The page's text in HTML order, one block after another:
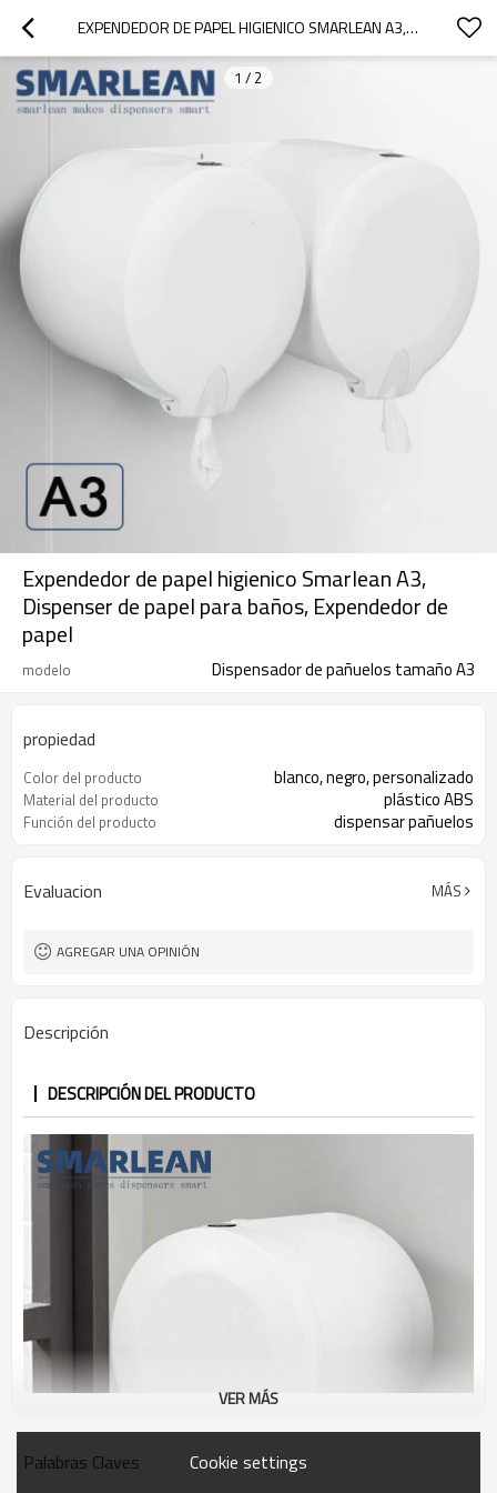
EXPENDEDOR DE PAPEL HIGIENICO SMARLEAN A3, DISPENSER DE PAPEL PARA BAÑOS, EXPENDEDOR DE PAPEL
1 / 2
Expendedor de papel higienico Smarlean A3,
Dispenser de papel para baños, Expendedor de
papel
modelo Dispensador de pañuelos tamaño A3
propiedad
Color del producto blanco, negro, personalizado
Material del producto plástico ABS
Función del producto dispensar pañuelos
Evaluacion MÁS
AGREGAR UNA OPINIÓN
Descripción
DESCRIPCIÓN DEL PRODUCTO
VER MÁS
Palabras Claves
Cookie settings